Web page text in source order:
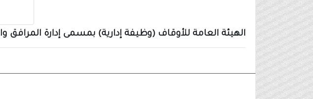
الهيئة العامة للأوقاف (وظيفة إدارية) بمسمى إدارة